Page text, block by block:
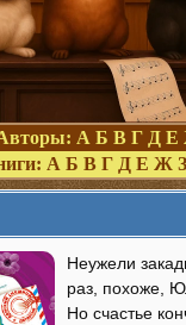
А Б В Г Д Е
А Б В Г Д Е Ж З
Неужели
раз, похоже,
Но счастье